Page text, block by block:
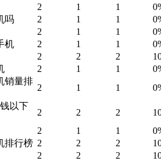
2 1 1
吗 2 1 1
2 1 1
机 2 1 1
2 2 2
2 1 1
销量排
2 1 1
以下
2 2 2
2 1 1
排行榜 2 2 2
2 2 2